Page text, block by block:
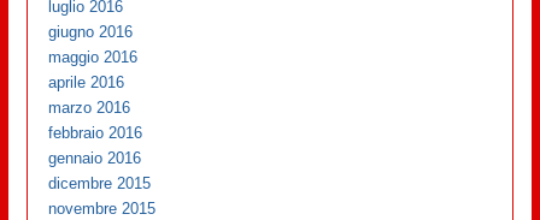
luglio 2016
giugno 2016
maggio 2016
aprile 2016
marzo 2016
febbraio 2016
gennaio 2016
dicembre 2015
novembre 2015